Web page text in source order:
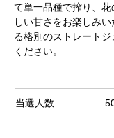
て単一品種で搾り、
しい甘さをお楽しみ
る格別のストレート
ください。
当選人数